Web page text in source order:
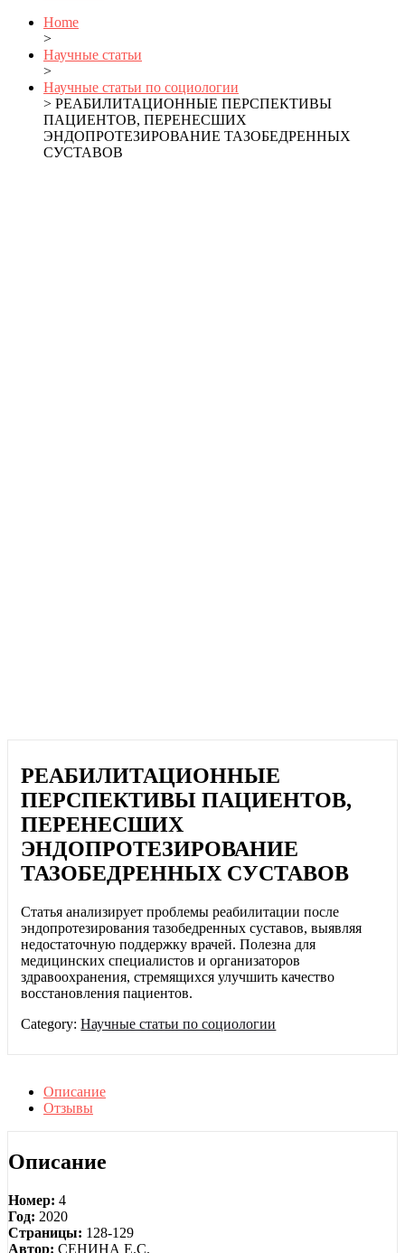
Home
>
Научные статьи
>
Научные статьи по социологии
> РЕАБИЛИТАЦИОННЫЕ ПЕРСПЕКТИВЫ
ПАЦИЕНТОВ, ПЕРЕНЕСШИХ
ЭНДОПРОТЕЗИРОВАНИЕ ТАЗОБЕДРЕННЫХ
СУСТАВОВ
РЕАБИЛИТАЦИОННЫЕ
ПЕРСПЕКТИВЫ ПАЦИЕНТОВ,
ПЕРЕНЕСШИХ
ЭНДОПРОТЕЗИРОВАНИЕ
ТАЗОБЕДРЕННЫХ СУСТАВОВ
Статья анализирует проблемы реабилитации после
эндопротезирования тазобедренных суставов, выявляя
недостаточную поддержку врачей. Полезна для
медицинских специалистов и организаторов
здравоохранения, стремящихся улучшить качество
восстановления пациентов.
Category:Научные статьи по социологии
Описание
Отзывы
Описание
Номер: 4
Год: 2020
Страницы: 128-129
Автор: СЕНИНА Е.С.